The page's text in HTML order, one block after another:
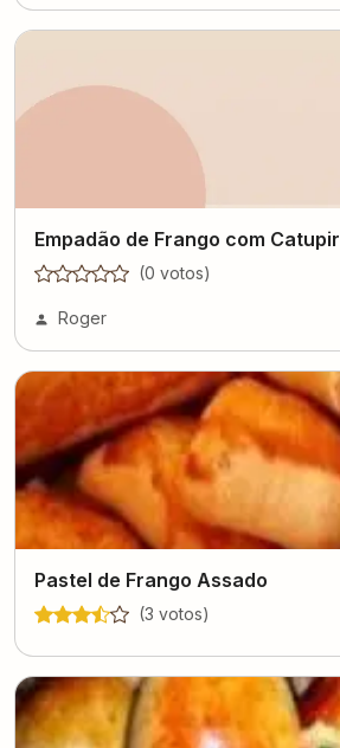
Empadão de Frango com
(0 votos)
Roger
Pastel de Frango Assado
(3 votos)